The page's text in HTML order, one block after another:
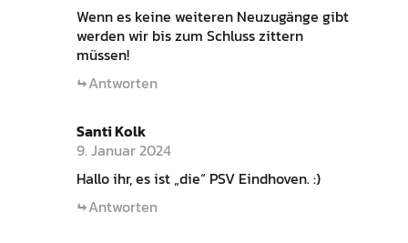
Wenn es keine weiteren Neuzugänge gibt
werden wir bis zum Schluss zittern
müssen!
Antworten
Santi Kolk
9. Januar 2024
Hallo ihr, es ist „die“ PSV Eindhoven. :)
Antworten